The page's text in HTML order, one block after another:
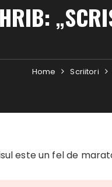
Home Scriitori